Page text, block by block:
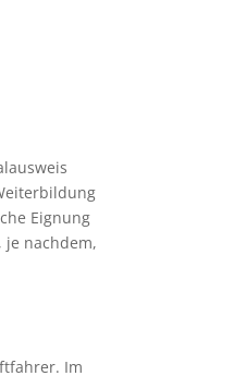
Eignung
je nachdem,
Im